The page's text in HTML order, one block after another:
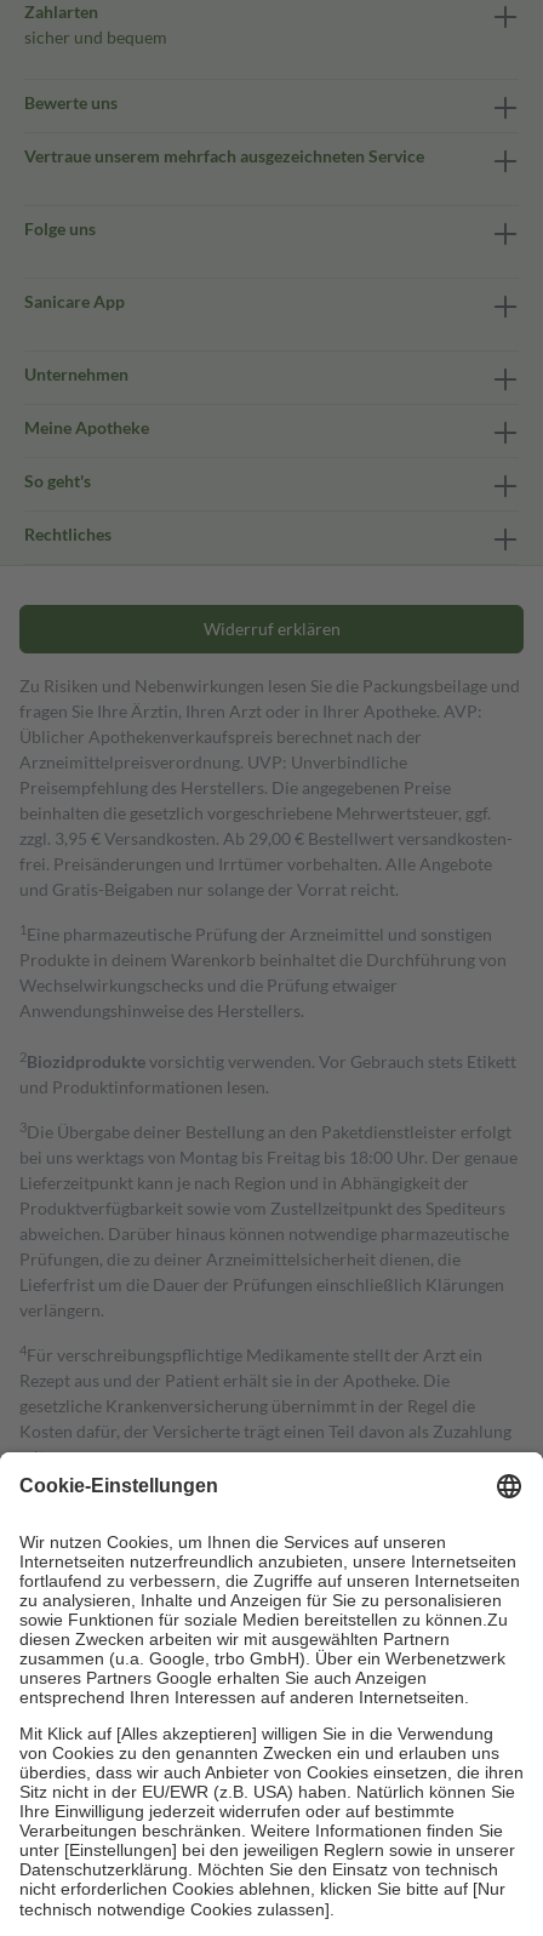
Zahlarten
sicher und bequem
Bewerte uns
Vertraue unserem mehrfach ausgezeichneten Service
Folge uns
Sanicare App
Unternehmen
Meine Apotheke
So geht's
Rechtliches
Widerruf erklären
Zu Risiken und Nebenwirkungen lesen Sie die Packungsbeilage und
fragen Sie Ihre Ärztin, Ihren Arzt oder in Ihrer Apotheke. AVP:
Üblicher Apothekenverkaufspreis berechnet nach der
Arzneimittelpreisverordnung. UVP: Unverbindliche
Preisempfehlung des Herstellers. Die angegebenen Preise
beinhalten die gesetzlich vorgeschriebene Mehrwertsteuer, ggf.
zzgl. 3,95 € Versandkosten. Ab 29,00 € Bestell­wert versand­kosten­
frei. Preisänderungen und Irrtümer vorbehalten. Alle Angebote
und Gratis-Beigaben nur solange der Vorrat reicht.
1 Eine pharmazeutische Prüfung der Arzneimittel und sonstigen
Produkte in deinem Warenkorb beinhaltet die Durchführung von
Wechselwirkungschecks und die Prüfung etwaiger
Anwendungshinweise des Herstellers.
2Biozidproduktevorsichtig verwenden. Vor Gebrauch stets Etikett
und Produktinformationen lesen.
3Die Übergabe deiner Bestellung an den Paketdienstleister erfolgt
bei uns werktags von Montag bis Freitag bis 18:00 Uhr. Der genaue
Lieferzeitpunkt kann je nach Region und in Abhängigkeit der
Produktverfügbarkeit sowie vom Zustellzeitpunkt des Spediteurs
abweichen. Darüber hinaus können notwendige pharmazeutische
Prüfungen, die zu deiner Arzneimittelsicherheit dienen, die
Lieferfrist um die Dauer der Prüfungen einschließlich Klärungen
verlängern.
4Für verschreibungspflichtige Medikamente stellt der Arzt ein
Rezept aus und der Patient erhält sie in der Apotheke. Die
gesetzliche Krankenversicherung übernimmt in der Regel die
Kosten dafür, der Versicherte trägt einen Teil davon als Zuzahlung
mit.
Grundsätzlich leisten Mitglieder Zuzahlungen in Höhe von zehn
höchstens zehn Euro.
Es sind jedoch nie mehr als die tatsächlichen
Kosten der Leistung zu entrichten.
Diese Regeln gelten grundsätzlich auch für Online-Apotheken.
Bei Heilmitteln und häuslicher Krankenpflege beträgt die
Zuzahlung zehn Prozent der Kosten sowie zehn Euro je
Verordnung.
Um das Engagement der Versicherten für ihre eigene Gesundheit zu
stärken und die besondere Stellung der Familie zu unterstützen,
fallenkeine Zuzahlungenan bei:
• Kindern und Jugendlichen bis zum vollendeten 18. Lebensjahr
mit Ausnahme der Fahrkosten
• Untersuchungen zur Vorsorge und Früherkennung, die von der
GKV getragen werden
• empfohlenen Schutzimpfungen
• Harn- und Blutteststreifen